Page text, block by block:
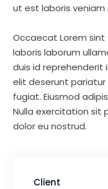
ut est laboris
Occaecat Lorem
laboris laborum
duis id reprehenderit
elit deserunt
fugiat. Eiusmod
Nulla exercitation sit
dolor eu nostrud.
Client